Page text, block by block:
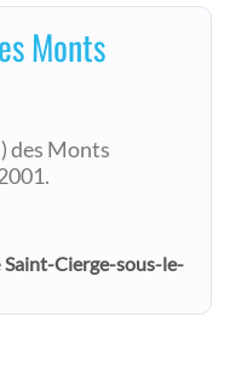
Monts
des Monts
Saint-Cierge-sous-le-